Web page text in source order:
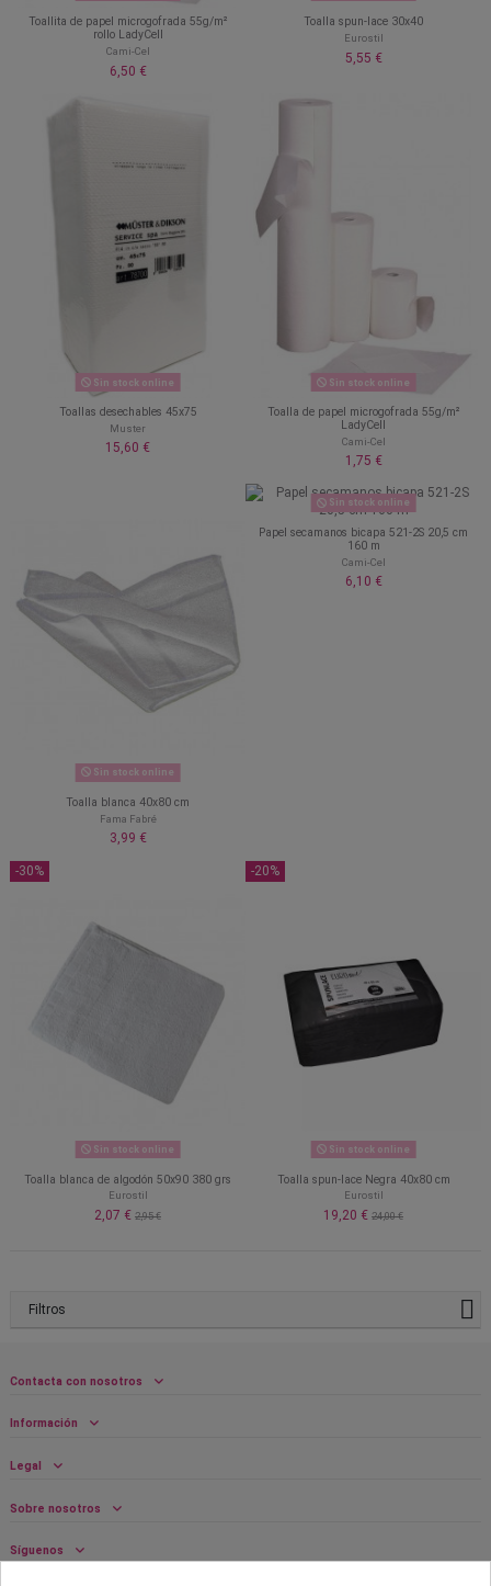
Toallita de papel microgofrada 55g/m²
rollo LadyCell
Cami-Cel
6,50 €
Toalla spun-lace 30x40
Eurostil
5,55 €
Sin stock online
Toallas desechables 45x75
Muster
15,60 €
Sin stock online
Toalla de papel microgofrada 55g/m²
LadyCell
Cami-Cel
1,75 €
Sin stock online
Toalla blanca 40x80 cm
Fama Fabré
3,99 €
Sin stock online
Papel secamanos bicapa 521-2S 20,5 cm
160 m
Cami-Cel
6,10 €
-30%
Sin stock online
Toalla blanca de algodón 50x90 380 grs
Eurostil
2,07 € 2,95 €
-20%
Sin stock online
Toalla spun-lace Negra 40x80 cm
Eurostil
19,20 € 24,00 €
Filtros
Contacta con nosotros
Información
Legal
Sobre nosotros
Síguenos